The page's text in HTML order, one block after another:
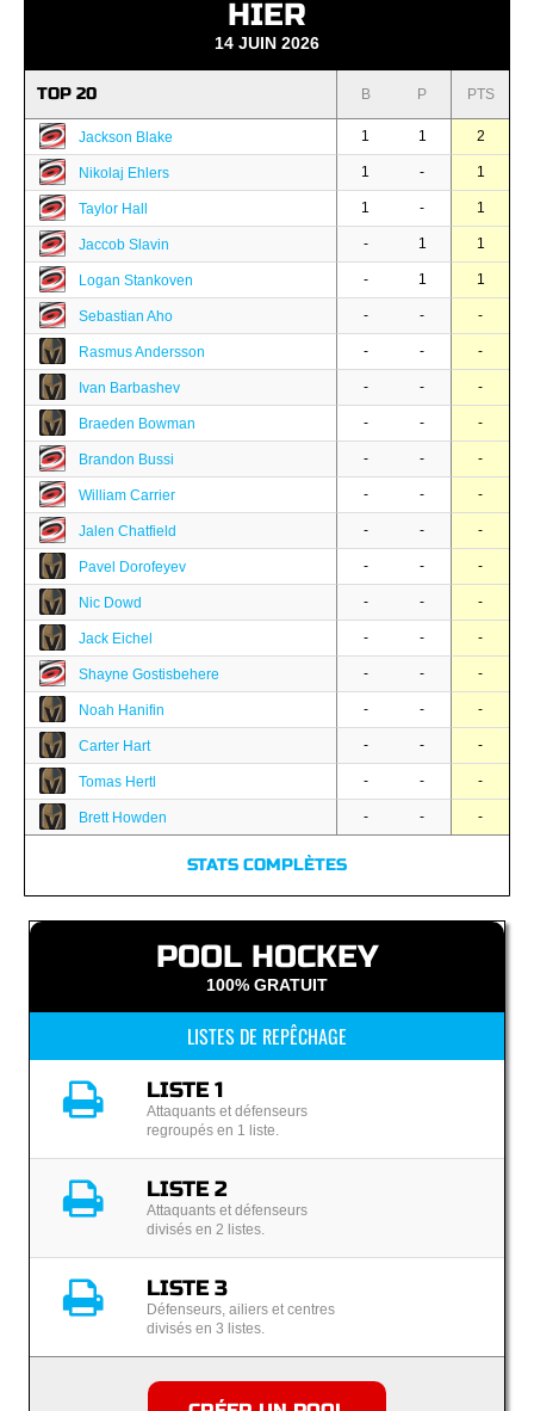
HIER
14 JUIN 2026
TOP 20 B P PTS
Jackson Blake 1 1 2
Nikolaj Ehlers 1 - 1
Taylor Hall 1 - 1
Jaccob Slavin - 1 1
Logan Stankoven - 1 1
Sebastian Aho - - -
Rasmus Andersson - - -
Ivan Barbashev - - -
Braeden Bowman - - -
Brandon Bussi - - -
William Carrier - - -
Jalen Chatfield - - -
Pavel Dorofeyev - - -
Nic Dowd - - -
Jack Eichel - - -
Shayne Gostisbehere - - -
Noah Hanifin - - -
Carter Hart - - -
Tomas Hertl - - -
Brett Howden - - -
STATS COMPLÈTES
POOL HOCKEY
100% GRATUIT
LISTES DE REPÊCHAGE
LISTE 1
Attaquants et défenseurs
regroupés en 1 liste.
LISTE 2
Attaquants et défenseurs
divisés en 2 listes.
LISTE 3
Défenseurs, ailiers et centres
divisés en 3 listes.